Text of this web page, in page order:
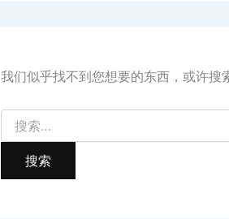
我们似乎找不到您想要的东西，或许搜